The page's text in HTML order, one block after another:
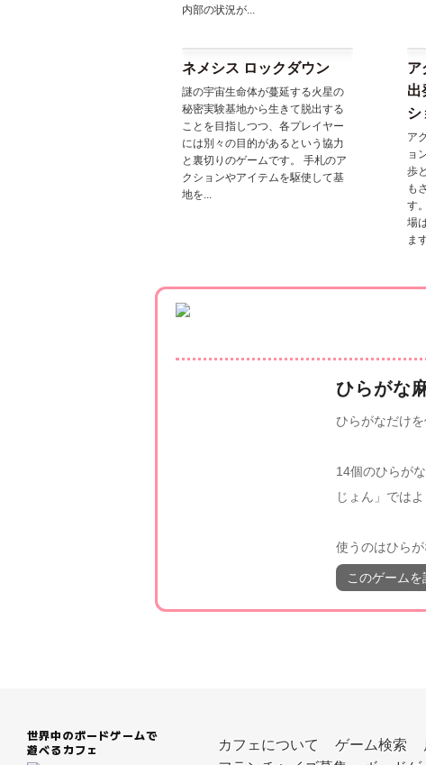
内部の状況が...
ネメシス ロックダウン
謎の宇宙生命体が蔓延する火星の
秘密実験基地から生きて脱出する
ことを目指しつつ、各プレイヤー
には別々の目的があるという協力
と裏切りのゲームです。 手札のア
クションやアイテムを駆使して基
地を...
ア
出
シ
ア
ョ
歩
も
す
場
ま
ひらがな
ひらがなだけ
14個のひらが
じょん」では
使うのはひら
このゲームを
世界中のボードゲームで
遊べるカフェ
カフェについて ゲーム検索